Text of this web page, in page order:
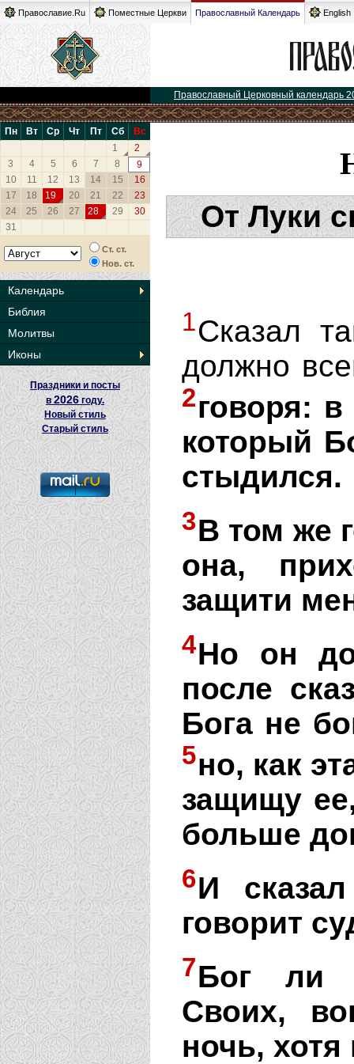
Православие.Ru Поместные Церкви Православный Календарь English
Православный Церковный календарь
Пн Вт Ср Чт Пт Сб
Вс
1
2
3
4 5 6 7 8
9
10
11 12 13 14 15
16
17
18 19 20 21 22
23
24
25 26 27 28 29
30
31
Ст. ст.
Нов. ст.
Календарь
Библия
Молитвы
Иконы
Праздники и посты
в2026 году.
Новый стиль
Старый стиль
От Луки
1Сказал
должно
2говоря:
который
стыдился.
3В том же
она,
защити
4Но он
после
Бога не
5но, как
защищу
больше
6И
говорит
7Бог ли
Своих,
ночь,